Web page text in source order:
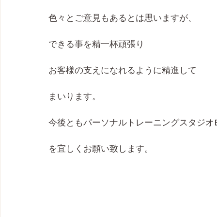
色々とご意見もあるとは思いますが、
できる事を精一杯頑張り
お客様の支えになれるように精進して
まいります。
今後ともパーソナルトレーニングスタジ
を宜しくお願い致します。